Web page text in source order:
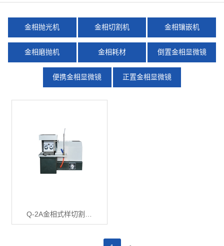
金相抛光机 金相切割机 金相镶嵌机
金相磨抛机 金相耗材 倒置金相显微镜
便携金相显微镜 正置金相显微镜
Q-2A金相式样切割…
扫描微信二维码 X